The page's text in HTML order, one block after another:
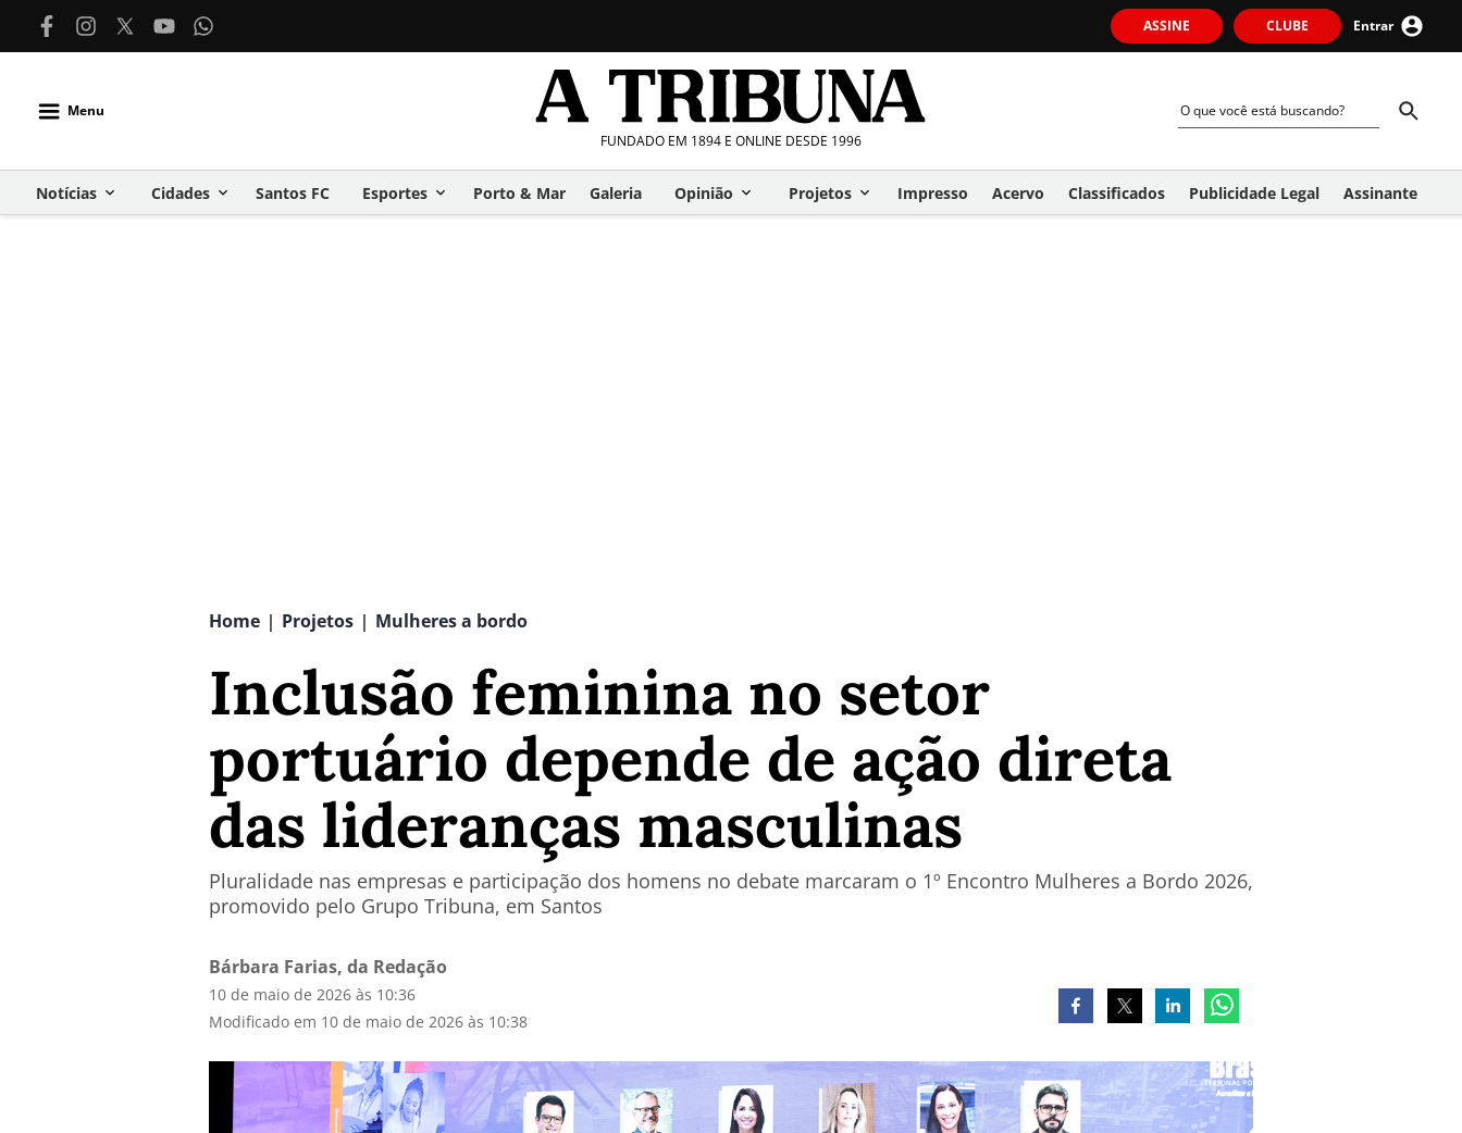
ASSINE CLUBE Entrar
Menu
FUNDADO EM 1894 E ONLINE DESDE 1996
Notícias Cidades Santos FC Esportes Porto & Mar Galeria Opinião Projetos Impresso Acervo Classificados Publicidade Legal Assinante
Home | Projetos | Mulheres a bordo
Inclusão feminina no setor
portuário depende de ação direta
das lideranças masculinas
Pluralidade nas empresas e participação dos homens no debate marcaram o 1º Encontro Mulheres a Bordo 2026,
promovido pelo Grupo Tribuna, em Santos
Bárbara Farias, da Redação
10 de maio de 2026 às 10:36
Modificado em 10 de maio de 2026 às 10:38